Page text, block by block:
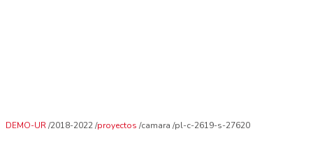
DEMO-UR 2018-2022 proyectos camara pl-c-2619-s-27620